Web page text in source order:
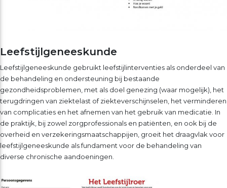
Leefstijlgeneeskunde
Leefstijlgeneeskunde gebruikt leefstijlinterventies als onderdeel van
de behandeling en ondersteuning bij bestaande
gezondheidsproblemen, met als doel genezing (waar mogelijk), het
terugdringen van ziektelast of ziekteverschijnselen, het verminderen
van complicaties en het afnemen van het gebruik van medicatie. In
de praktijk, bij zowel zorgprofessionals en patiënten, en ook bij de
overheid en verzekeringsmaatschappijen, groeit het draagvlak voor
leefstijlgeneeskunde als fundament voor de behandeling van
diverse chronische aandoeningen.